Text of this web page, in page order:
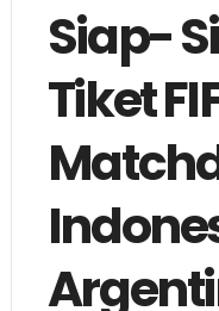
Siap-
Tiket